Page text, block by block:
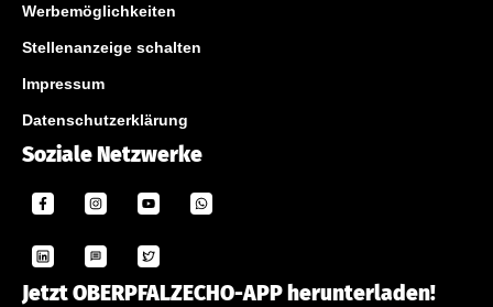
Werbemöglichkeiten
Stellenanzeige schalten
Impressum
Datenschutzerklärung
Soziale Netzwerke
Jetzt OBERPFALZECHO-APP herunterladen!